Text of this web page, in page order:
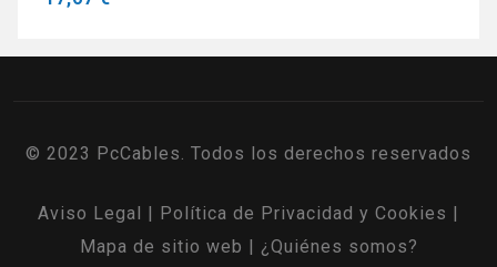
© 2023 PcCables. Todos los derechos reservados
Aviso Legal Política de Privacidad y Cookies
Mapa de sitio web
¿Quiénes somos?